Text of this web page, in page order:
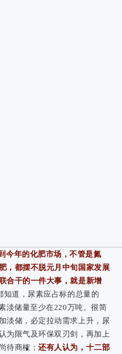
今年的化肥市场，不管是氮
，都摆不脱元月中旬国家发展
合干的一件大事，就是新增
知道，尿素应占标的总量的
淡储量至少在220万吨。很简
淡储，必定拉动需求上升，尿
为限气及环保双刃剑，再加上
待商榷；还有人认为，十二部